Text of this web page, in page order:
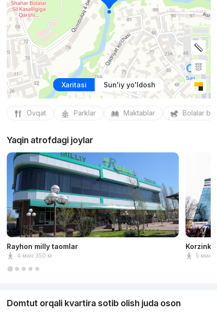
Xaritasi Sun'iy yo'ldosh
Ovqat Parklar Maktablar Bolalar
Yaqin atrofdagi joylar
Rayhon milly taomlar
4 мин 350 м
Korzinka
5 мин
Domtut orqali kvartira sotib olish juda oson